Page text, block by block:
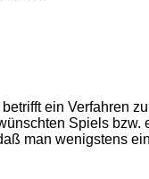
ein Verfahren
Spiels
man wenigstens